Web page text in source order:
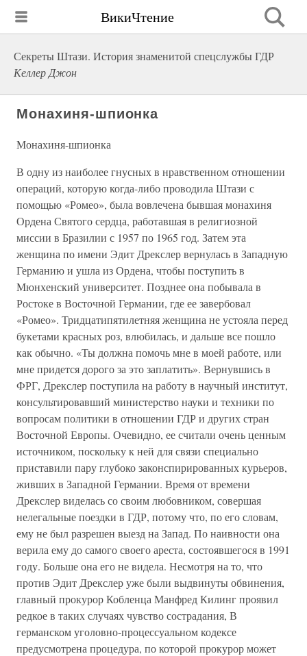
ВикиЧтение
Секреты Штази. История знаменитой спецслужбы ГДР
Келлер Джон
Монахиня-шпионка
Монахиня-шпионка
В одну из наиболее гнусных в нравственном отношении
операций, которую когда-либо проводила Штази с
помощью «Ромео», была вовлечена бывшая монахиня
Ордена Святого сердца, работавшая в религиозной
миссии в Бразилии с 1957 по 1965 год. Затем эта
женщина по имени Эдит Дрекслер вернулась в Западную
Германию и ушла из Ордена, чтобы поступить в
Мюнхенский университет. Позднее она побывала в
Ростоке в Восточной Германии, где ее завербовал
«Ромео». Тридцатипятилетняя женщина не устояла перед
букетами красных роз, влюбилась, и дальше все пошло
как обычно. «Ты должна помочь мне в моей работе, или
мне придется дорого за это заплатить». Вернувшись в
ФРГ, Дрекслер поступила на работу в научный институт,
консультировавший министерство науки и техники по
вопросам политики в отношении ГДР и других стран
Восточной Европы. Очевидно, ее считали очень ценным
источником, поскольку к ней для связи специально
приставили пару глубоко законспирированных курьеров,
живших в Западной Германии. Время от времени
Дрекслер виделась со своим любовником, совершая
нелегальные поездки в ГДР, потому что, по его словам,
ему не был разрешен выезд на Запад. По наивности она
верила ему до самого своего ареста, состоявшегося в 1991
году. Больше она его не видела. Несмотря на то, что
против Эдит Дрекслер уже были выдвинуты обвинения,
главный прокурор Кобленца Манфред Килинг проявил
редкое в таких случаях чувство сострадания, В
германском уголовно-процессуальном кодексе
предусмотрена процедура, по которой прокурор может